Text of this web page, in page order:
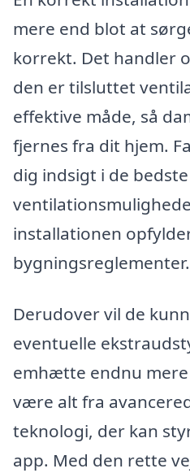
mere end blot at
korrekt. Det handler
den er tilsluttet
effektive måde, så
fjernes fra dit hjem.
dig indsigt i de bedste
installationen
bygningsreglementer.
Derudover vil de
eventuelle
emhætte endnu
være alt fra
teknologi, der kan
app. Med den rette